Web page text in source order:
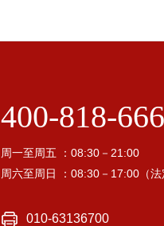
400-818-
周一至周五 ：08:30－21:00
周六至周日 ：08:30－17:00（法
010-63136700